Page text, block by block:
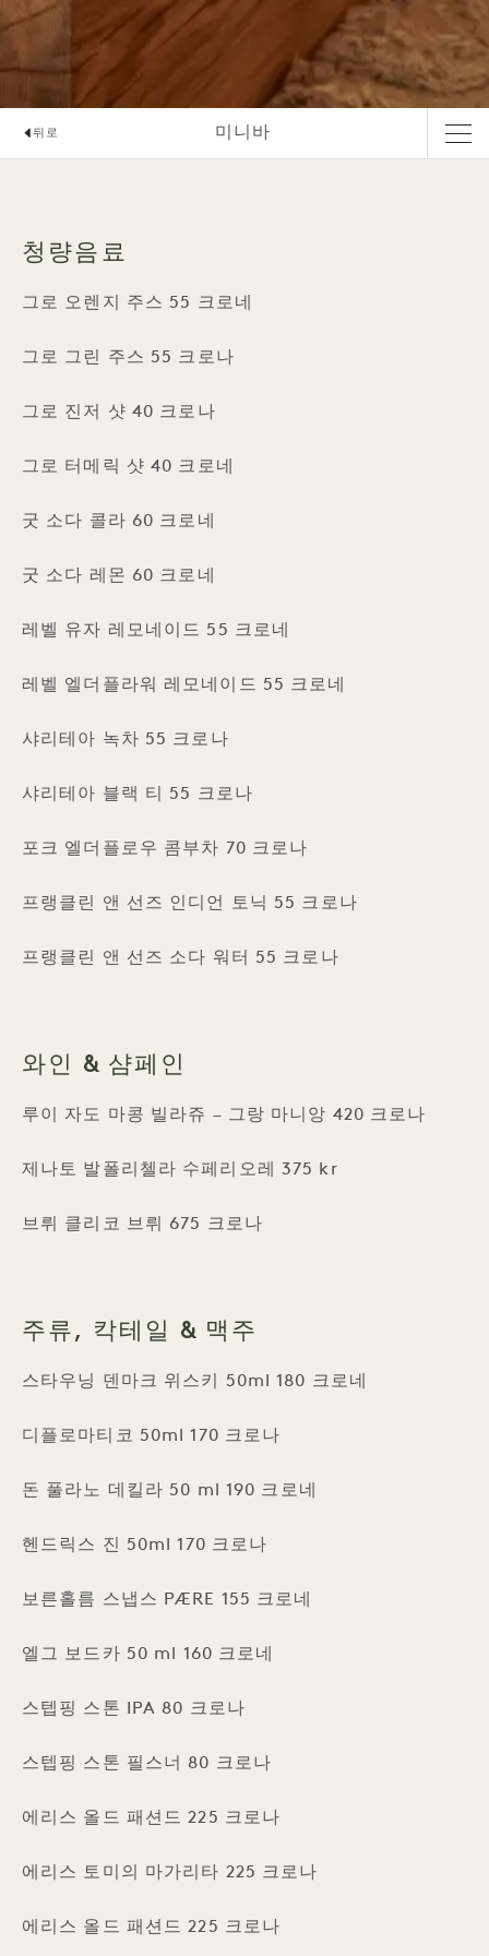
뒤로 미니바
청량음료
그로 오렌지 주스 55 크로네
그로 그린 주스 55 크로나
그로 진저 샷 40 크로나
그로 터메릭 샷 40 크로네
굿 소다 콜라 60 크로네
굿 소다 레몬 60 크로네
레벨 유자 레모네이드 55 크로네
레벨 엘더플라워 레모네이드 55 크로네
샤리테아 녹차 55 크로나
샤리테아 블랙 티 55 크로나
포크 엘더플로우 콤부차 70 크로나
프랭클린 앤 선즈 인디언 토닉 55 크로나
프랭클린 앤 선즈 소다 워터 55 크로나
와인 & 샴페인
루이 자도 마콩 빌라쥬 – 그랑 마니앙 420 크로나
제나토 발폴리첼라 수페리오레 375 kr
브뤼 클리코 브뤼 675 크로나
주류, 칵테일 & 맥주
스타우닝 덴마크 위스키 50ml 180 크로네
디플로마티코 50ml 170 크로나
돈 풀라노 데킬라 50 ml 190 크로네
헨드릭스 진 50ml 170 크로나
보른홀름 스냅스 PÆRE 155 크로네
엘그 보드카 50 ml 160 크로네
스텝핑 스톤 IPA 80 크로나
스텝핑 스톤 필스너 80 크로나
에리스 올드 패션드 225 크로나
에리스 토미의 마가리타 225 크로나
에리스 올드 패션드 225 크로나